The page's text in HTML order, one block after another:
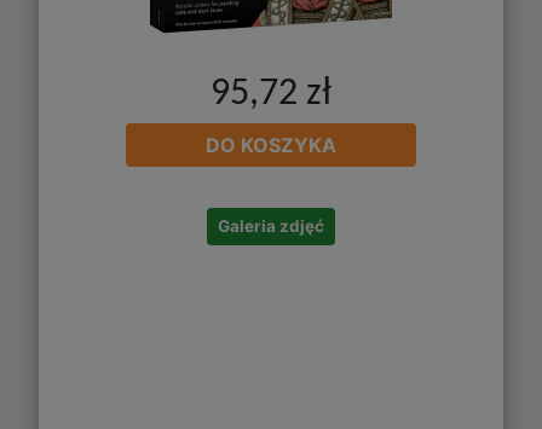
95,72 zł
DO KOSZYKA
Galeria zdjęć